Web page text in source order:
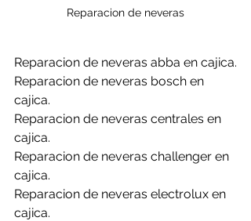
Reparacion de neveras
Reparacion de neveras abba en cajica.
Reparacion de neveras bosch en
cajica.
Reparacion de neveras centrales en
cajica.
Reparacion de neveras challenger en
cajica.
Reparacion de neveras electrolux en
cajica.